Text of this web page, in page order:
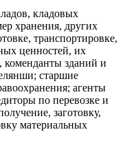
кладовых
хранения, других
транспортировке,
ценностей, их
коменданты зданий и
старшие
агенты
по перевозке и
заготовку,
материальных